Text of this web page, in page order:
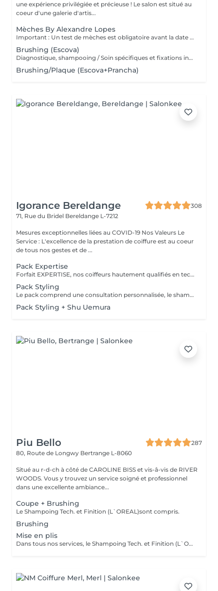
une expérience privilégiée et précieuse ! Le salon est situé au
coeur d'une galerie d'artis...
Mèches By Alexandre Lopes
Important : Un test de mèches est obligatoire avant la date du rendez-vous. Ce test permet d'évaluer la résistance du cheveu et d'assurer la sécurité ainsi que la qualité du résultat final. Le rendez-vous pour le service complet ne sera confirmé qu'après la réalisation de ce test. Nos mèches sont un service complet, conçu pour offrir un résultat à la fois lumineux, harmonieux et respectueux de la santé du cheveu. Le tarif inclut toutes les étapes du processus : réalisation des mèches, soin capillaire, effet fondu (ombré/estompage de racine), patine (tonalisation) et coiffage final. Nous travaillons avec des techniques personnalisées afin de garantir un rendu naturel, une transition de couleur douce et une finition impeccable.
Brushing (Escova)
Diagnostique, shampooing / Soin spécifiques et fixations inclus
Brushing/Plaque (Escova+Prancha)
Igorance Bereldange
308
71, Rue du Bridel Bereldange L-7212
Mesures exceptionnelles liées au COVID-19 Nos Valeurs Le
Service : L'excellence de la prestation de coiffure est au coeur
de tous nos gestes et de ...
Pack Expertise
Forfait EXPERTISE, nos coiffeurs hautement qualifiés en technique anglo-saxonne, en formation continu et diplômés d’une académie anglaise à Paris. Vous offre une séance d’une heure avec votre coach en suivi beauté. Ce pack inclus : 1 h de prestation Un diagnostique personnalisé Shampoing spécifique Haircare Conditioner spécifique Produit de coiffage Coupe Styling Produit de finition
Pack Styling
Le pack comprend une consultation personnalisée, le shampooing et le conditionneur spécifiques REDKEN , le séchage et les produits de styling REDKEN * Tarifs à titre indicatifs à confirmer après la consultation personnalisée établit auprès de votre coiffeur/stylist/spécialiste * La direction se réserve le droit d’apporter des modifications pour le bon fonctionnement du salon
Pack Styling + Shu Uemura
Piu Bello
287
80, Route de Longwy Bertrange L-8060
Situé au r-d-ch à côté de CAROLINE BISS et vis-â-vis de RIVER
WOODS. Vous y trouvez un service soigné et professionnel
dans une excellente ambiance...
Coupe + Brushing
Le Shampoing Tech. et Finition (L`OREAL)sont compris.
Brushing
Mise en plis
Dans tous nos services, le Shampoing Tech. et Finition (L`OREAL)sont compris.